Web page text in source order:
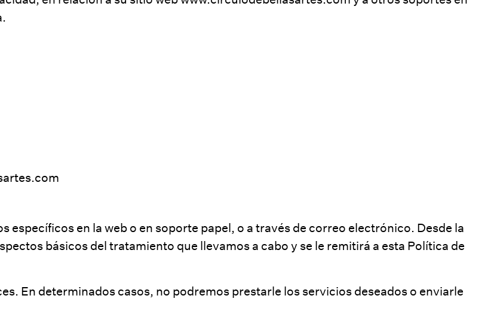
específicos en la web o en soporte papel, o a través de correo electrónico. Desde la
básicos del tratamiento que llevamos a cabo y se le remitirá a esta Política de
En determinados casos, no podremos prestarle los servicios deseados o enviarle